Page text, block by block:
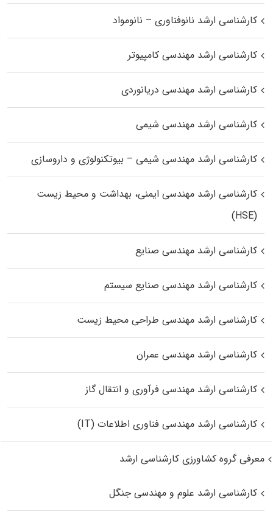
کارشناسی ارشد نانوفناوری – نانومواد
کارشناسی ارشد مهندسی کامپیوتر
کارشناسی ارشد مهندسی دریانوردی
کارشناسی ارشد مهندسی شیمی
کارشناسی ارشد مهندسی شیمی – بیوتکنولوژی و داروسازی
کارشناسی ارشد مهندسی ایمنی، بهداشت و محیط زیست
(HSE)
کارشناسی ارشد مهندسی صنایع
کارشناسی ارشد مهندسی صنایع سیستم
کارشناسی ارشد مهندسی طراحی محیط زیست
کارشناسی ارشد مهندسی عمران
کارشناسی ارشد مهندسی فرآوری و انتقال گاز
کارشناسی ارشد مهندسی فناوری اطلاعات (IT)
معرفی گروه کشاورزی کارشناسی ارشد
کارشناسی ارشد علوم و مهندسی جنگل